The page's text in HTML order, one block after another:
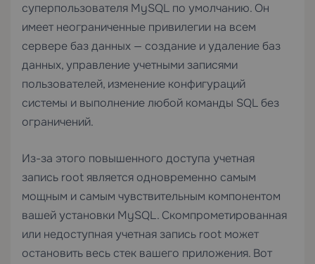
суперпользователя MySQL по умолчанию. Он
имеет неограниченные привилегии на всем
сервере баз данных — создание и удаление баз
данных, управление учетными записями
пользователей, изменение конфигураций
системы и выполнение любой команды SQL без
ограничений.
Из-за этого повышенного доступа учетная
запись root является одновременно самым
мощным и самым чувствительным компонентом
вашей установки MySQL. Скомпрометированная
или недоступная учетная запись root может
остановить весь стек вашего приложения. Вот